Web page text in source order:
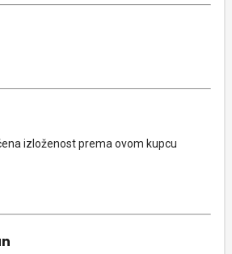
izloženost prema ovom kupcu